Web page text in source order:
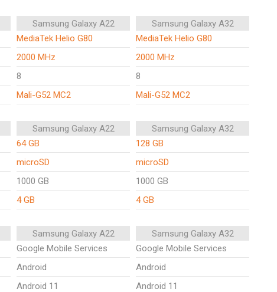
Samsung Galaxy A22
Samsung Galaxy A32
MediaTek Helio G80
MediaTek Helio G80
2000 MHz
2000 MHz
8
8
Mali-G52 MC2 Mali-G52 MC2
Samsung Galaxy A22
Samsung Galaxy A32
64 GB
128 GB
microSD
microSD
1000 GB
1000 GB
4 GB 4 GB
Samsung Galaxy A22
Samsung Galaxy A32
Google Mobile Services
Google Mobile Services
Android
Android
Android 11
Android 11